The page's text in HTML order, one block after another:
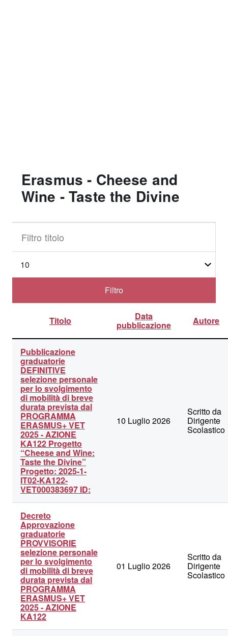
Erasmus - Cheese and
Wine - Taste the Divine
Filtri
titolo
Filtro
degli
articoli
nella
categoria
Erasmus
Cheese
and
Wine
Taste
the
Divine
Titolo Data
pubblicazione Autore
Pubblicazione
graduatorie
DEFINITIVE
selezione personale
per lo svolgimento
di mobilità di breve
durata prevista dal
PROGRAMMA
ERASMUS+ VET
2025 - AZIONE
KA122 Progetto
“Cheese and Wine:
Taste the Divine”
Progetto: 2025-1-
IT02-KA122-
VET000383697 ID:
10 Luglio 2026
Scritto da
Dirigente
Scolastico
Decreto
Approvazione
graduatorie
PROVVISORIE
selezione personale
per lo svolgimento
di mobilità di breve
durata prevista dal
PROGRAMMA
ERASMUS+ VET
2025 - AZIONE
KA122
01 Luglio 2026
Scritto da
Dirigente
Scolastico